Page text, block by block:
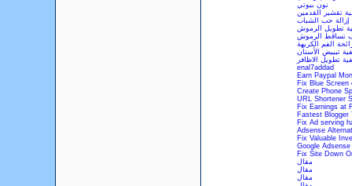
نون بيوتي
تقشير القدمين
إزالة حب الشباب
تطويل الرموش
تساقط الرموش
الفم الكريهة
تبييض الأسنان
تطويل الاظافر
enal7addad
Earn Paypal
Fix Blue Screen
Create Phone
URL Shortener
Fix Earnings at
Fastest Blogger
Fix Ad serving
Adsense
Fix Valuable
Google
Fix Site Down
مقال
مقال
مقال